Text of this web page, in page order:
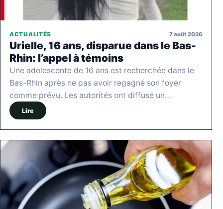
ACTUALITÉS 7 août 2026
Urielle, 16 ans, disparue dans le Bas-
Rhin: l’appel à témoins
Une adolescente de 16 ans est recherchée dans le
Bas-Rhin après ne pas avoir regagné son foyer
comme prévu. Les autorités ont diffusé un…
Lire